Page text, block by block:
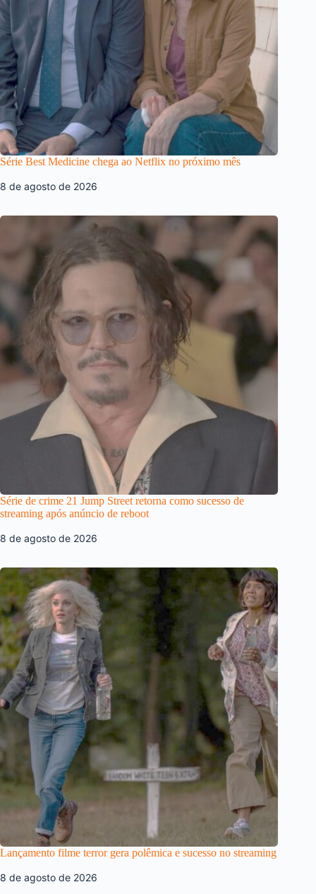
Série Best Medicine chega ao Netflix no próximo mês
8 de agosto de 2026
Série de crime 21 Jump Street retorna como sucesso de
streaming após anúncio de reboot
8 de agosto de 2026
Lançamento filme terror gera polêmica e sucesso no streaming
8 de agosto de 2026